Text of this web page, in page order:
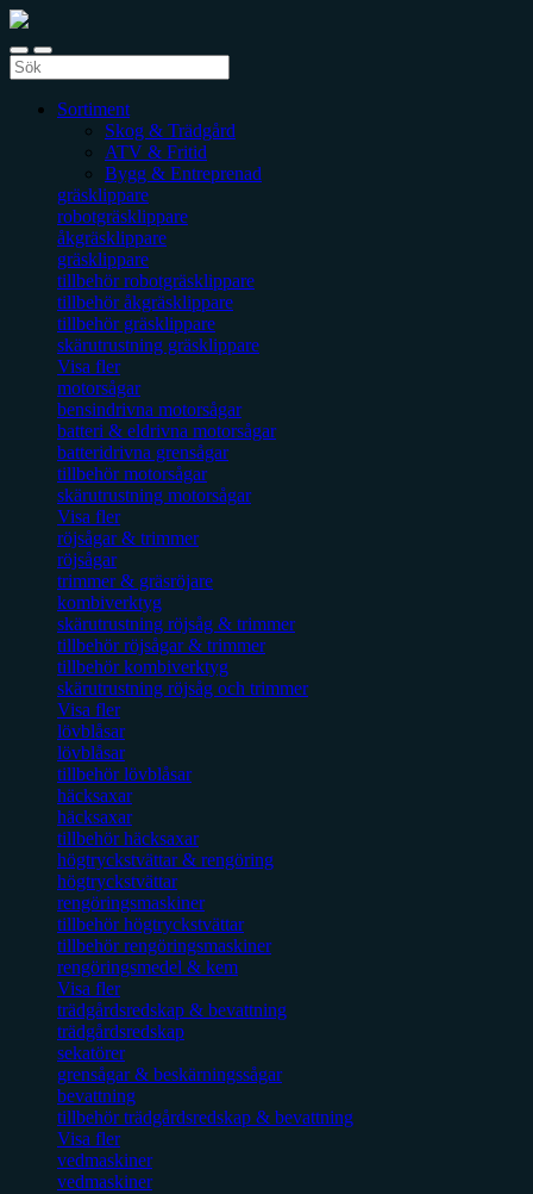
Sortiment
Skog & Trädgård
ATV & Fritid
Bygg & Entreprenad
gräsklippare
robotgräsklippare
åkgräsklippare
gräsklippare
tillbehör robotgräsklippare
tillbehör åkgräsklippare
tillbehör gräsklippare
skärutrustning gräsklippare
Visa fler
motorsågar
bensindrivna motorsågar
batteri & eldrivna motorsågar
batteridrivna grensågar
tillbehör motorsågar
skärutrustning motorsågar
Visa fler
röjsågar & trimmer
röjsågar
trimmer & gräsröjare
kombiverktyg
skärutrustning röjsåg & trimmer
tillbehör röjsågar & trimmer
tillbehör kombiverktyg
skärutrustning röjsåg och trimmer
Visa fler
lövblåsar
lövblåsar
tillbehör lövblåsar
häcksaxar
häcksaxar
tillbehör häcksaxar
högtryckstvättar & rengöring
högtryckstvättar
rengöringsmaskiner
tillbehör högtryckstvättar
tillbehör rengöringsmaskiner
rengöringsmedel & kem
Visa fler
trädgårdsredskap & bevattning
trädgårdsredskap
sekatörer
grensågar & beskärningssågar
bevattning
tillbehör trädgårdsredskap & bevattning
Visa fler
vedmaskiner
vedmaskiner